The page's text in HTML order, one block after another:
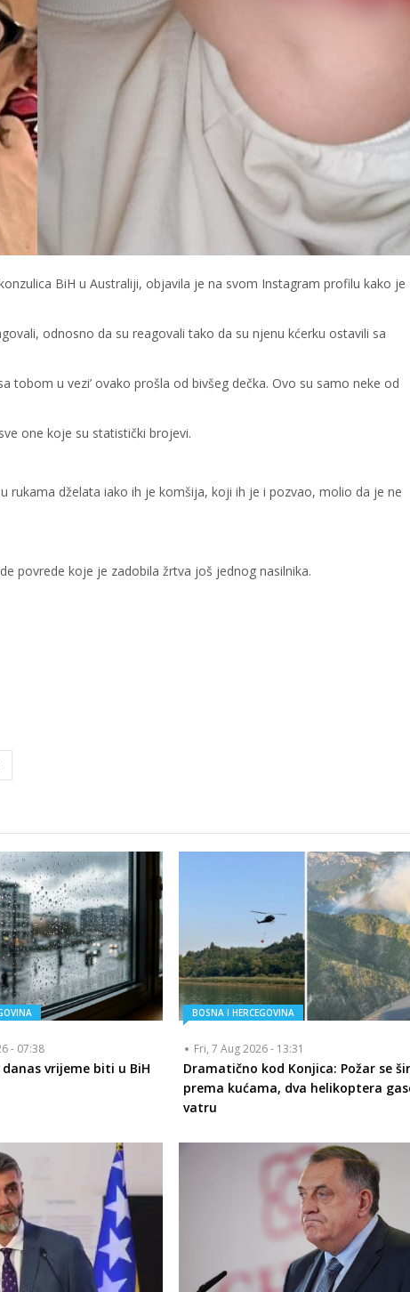
BiH u Australiji, objavila je na svom Instagram profilu kako je
odnosno da su reagovali tako da su njenu kćerku ostavili sa
tobom u vezi’ ovako prošla od bivšeg dečka. Ovo su samo neke od
one koje su statistički brojevi.
rukama dželata iako ih je komšija, koji ih je i pozvao, molio da je ne
povrede koje je zadobila žrtva još jednog nasilnika.
- 07:38
danas vrijeme biti u BiH
BOSNA I HERCEGOVINA
Fri, 7 Aug 2026 - 13:31
Dramatično kod Konjica: Požar se
prema kućama, dva helikoptera
vatru